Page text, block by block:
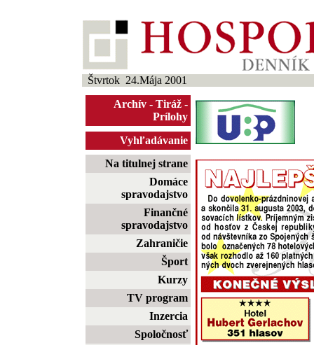
Štvrtok 24.Mája 2001
Archív - Tiráž -
Prílohy
Vyhľadávanie
Na titulnej strane
Domáce
spravodajstvo
Finančné
spravodajstvo
Zahraničie
Šport
Kurzy
TV program
Inzercia
Spoločnosť